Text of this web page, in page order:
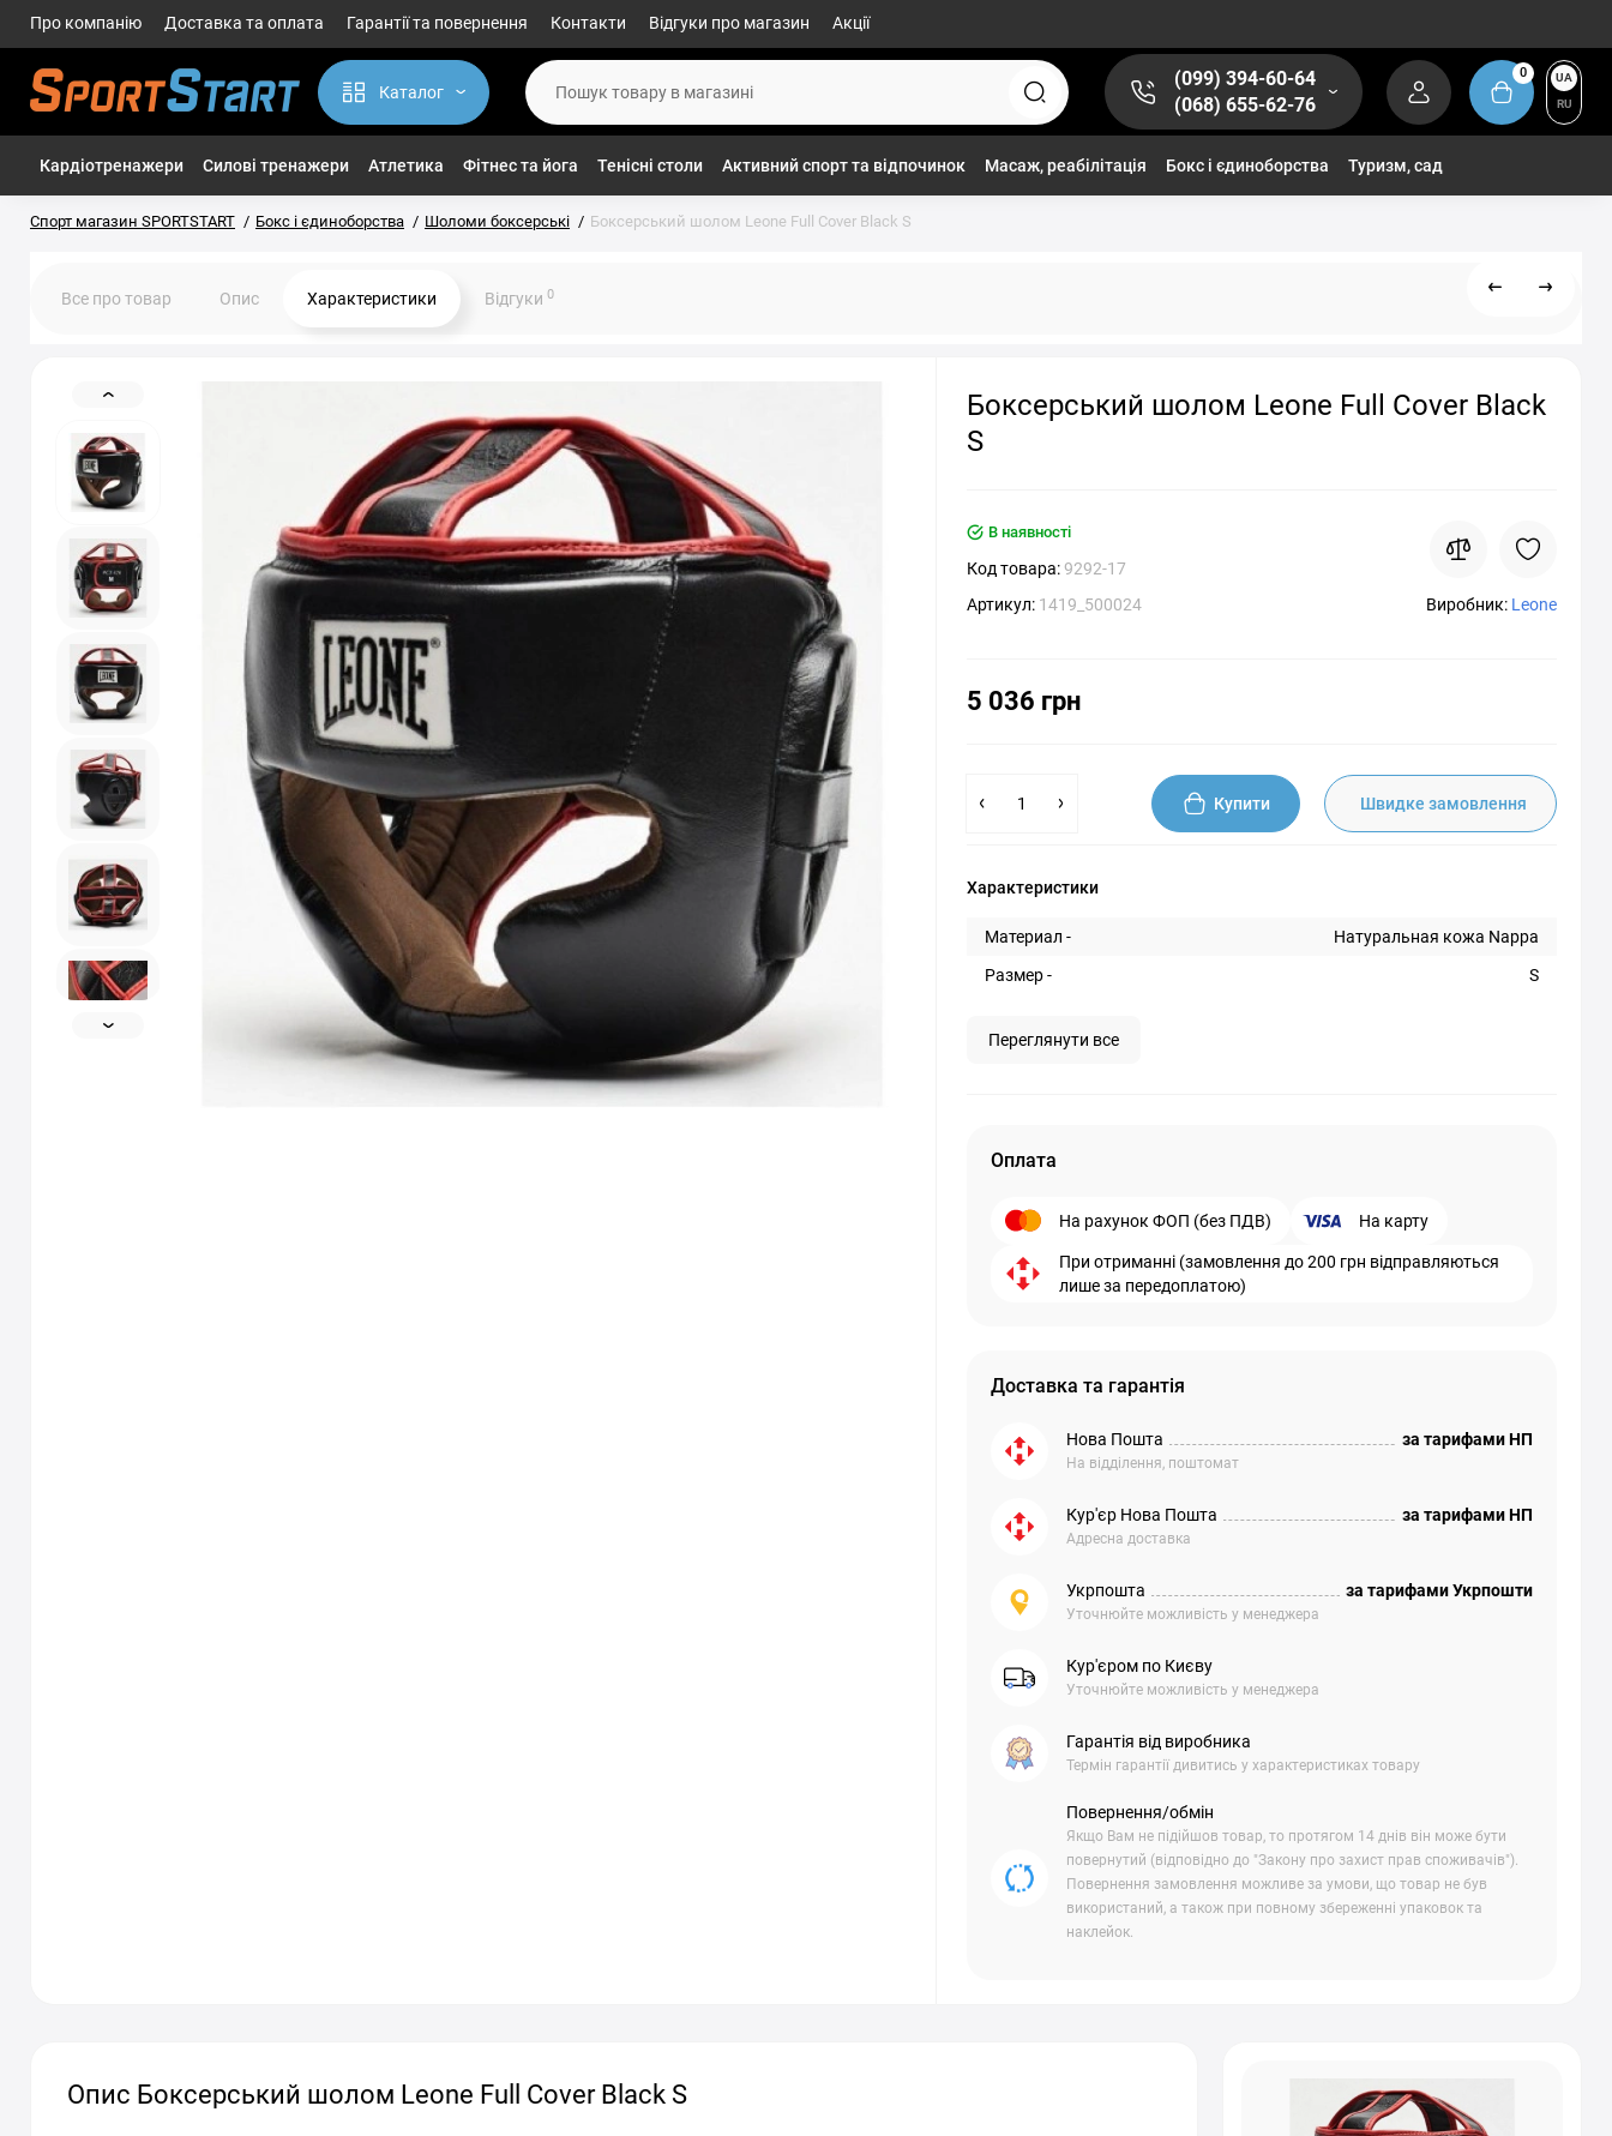
Про компанію Доставка та оплата Гарантії та повернення Контакти Відгуки про магазин Акції
Каталог
(099) 394-60-64
(068) 655-62-76
0
UA
RU
Кардіотренажери Силові тренажери Атлетика Фітнес та йога Тенісні столи Активний спорт та відпочинок Масаж, реабілітація Бокс і єдиноборства Туризм, сад
Спорт магазин SPORTSTART Бокс і єдиноборства Шоломи боксерські Боксерський шолом Leone Full Cover Black S
Все про товар Опис Характеристики Відгуки 0
Боксерський шолом Leone Full Cover Black
S
В наявності
Код товара: 9292-17
Артикул: 1419_500024 Виробник: Leone
5 036 грн
Купити Швидке замовлення
Характеристики
Материал -
Натуральная кожа Nappa
Размер -
S
Переглянути все
Оплата
На рахунок ФОП (без ПДВ) На карту
При отриманні (замовлення до 200 грн відправляються
лише за передоплатою)
Доставка та гарантія
Нова Пошта
На відділення, поштомат
за тарифами НП
Кур'єр Нова Пошта
Адресна доставка
за тарифами НП
Укрпошта
Уточнюйте можливість у менеджера
за тарифами Укрпошти
Кур'єром по Києву
Уточнюйте можливість у менеджера
Гарантія від виробника
Термін гарантії дивитись у характеристиках товару
Повернення/обмін
Якщо Вам не підійшов товар, то протягом 14 днів він може бути
повернутий (відповідно до "Закону про захист прав споживачів").
Повернення замовлення можливе за умови, що товар не був
використаний, а також при повному збереженні упаковок та
наклейок.
Опис Боксерський шолом Leone Full Cover Black S